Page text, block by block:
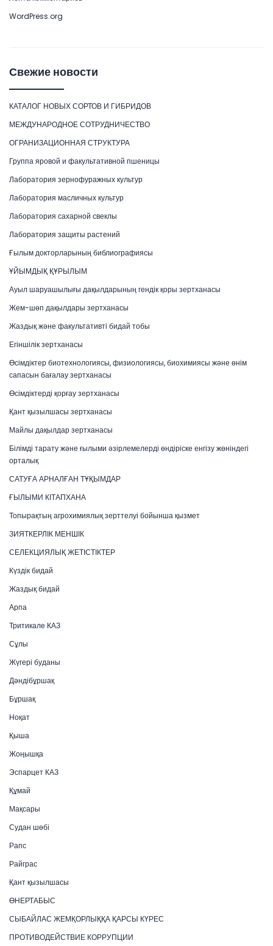
WordPress.org
Свежие новости
КАТАЛОГ НОВЫХ СОРТОВ И ГИБРИДОВ
МЕЖДУНАРОДНОЕ СОТРУДНИЧЕСТВО
ОГРАНИЗАЦИОННАЯ СТРУКТУРА
Группа яровой и факультативной пшеницы
Лаборатория зернофуражных культур
Лаборатория масличных культур
Лаборатория сахарной свеклы
Лаборатория защиты растений
Ғылым докторларының библиографиясы
ҰЙЫМДЫҚ ҚҰРЫЛЫМ
Ауыл шаруашылығы дақылдарының гендік қоры зертханасы
Жем-шөп дақылдары зертханасы
Жаздық және факультативті бидай тобы
Егіншілік зертханасы
Өсімдіктер биотехнологиясы, физиологиясы, биохимиясы және өнім
сапасын бағалау зертханасы
Өсімдіктерді қорғау зертханасы
Қант қызылшасы зертханасы
Майлы дақылдар зертханасы
Білімді тарату және ғылыми әзірлемелерді өндіріске енгізу жөніндегі
орталық
САТУҒА АРНАЛҒАН ТҰҚЫМДАР
ҒЫЛЫМИ КІТАПХАНА
Топырақтың агрохимиялық зерттелуі бойынша қызмет
ЗИЯТКЕРЛІК МЕНШІК
СЕЛЕКЦИЯЛЫҚ ЖЕТІСТІКТЕР
Күздік бидай
Жаздық бидай
Арпа
Тритикале КАЗ
Сұлы
Жүгері буданы
Дәндібұршақ
Бұршақ
Ноқат
Қыша
Жоңышқа
Эспарцет КАЗ
Құмай
Мақсары
Судан шөбі
Рапс
Райграс
Қант қызылшасы
ӨНЕРТАБЫС
СЫБАЙЛАС ЖЕМҚОРЛЫҚҚА ҚАРСЫ КҮРЕС
ПРОТИВОДЕЙСТВИЕ КОРРУПЦИИ